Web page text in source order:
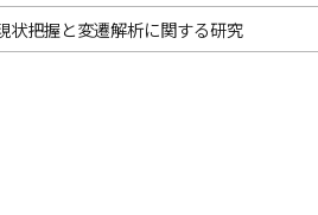
状把握と変遷解析に関する研究